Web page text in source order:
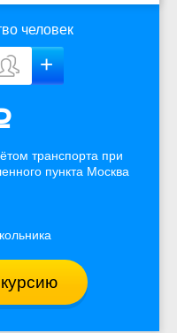
человек
транспорта при
пункта Москва